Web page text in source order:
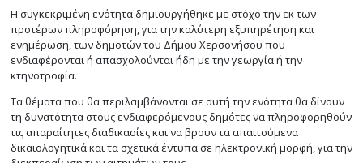
Η συγκεκριμένη ενότητα δημιουργήθηκε με στόχο την εκ των
προτέρων πληροφόρηση, για την καλύτερη εξυπηρέτηση και
ενημέρωση, των δημοτών του Δήμου Χερσονήσου που
ενδιαφέρονται ή απασχολούνται ήδη με την γεωργία ή την
κτηνοτροφία.
Τα θέματα που θα περιλαμβάνονται σε αυτή την ενότητα θα δίνουν
τη δυνατότητα στους ενδιαφερόμενους δημότες να πληροφορηθούν
τις απαραίτητες διαδικασίες και να βρουν τα απαιτούμενα
δικαιολογητικά και τα σχετικά έντυπα σε ηλεκτρονική μορφή, για την